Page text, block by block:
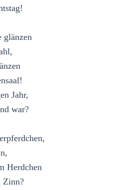
glänzen
Jahr,
war?
Herdchen
Zinn?